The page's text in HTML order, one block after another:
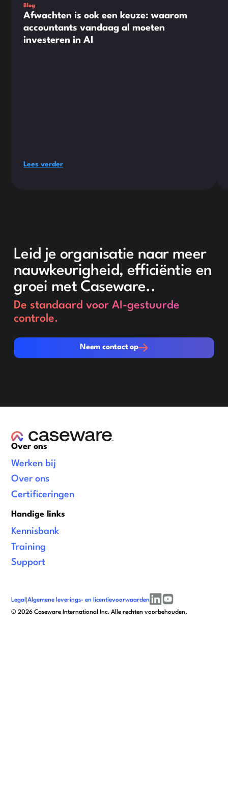
Blog
Afwachten is ook een keuze: waarom
accountants vandaag al moeten
investeren in AI
Lees verder
Leid je organisatie naar meer
nauwkeurigheid, efficiëntie en
groei met Caseware..
De standaard voor AI-gestuurde
controle.
Neem contact op
Neem contact op
Over ons
Werken bij
Over ons
Certificeringen
Handige links
Kennisbank
Training
Support
©2026 Caseware International Inc. Alle rechten voorbehouden.
Legal |Algemene leverings- en licentievoorwaarden
linkedinyoutube